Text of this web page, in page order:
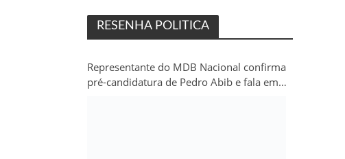
RESENHA POLITICA
Representante do MDB Nacional confirma
pré-candidatura de Pedro Abib e fala em